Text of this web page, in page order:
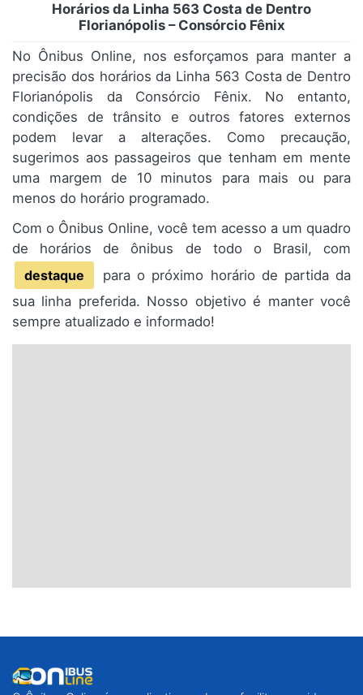
Horários da Linha 563 Costa de Dentro
Florianópolis – Consórcio Fênix
No Ônibus Online, nos esforçamos para manter a
precisão dos horários da Linha 563 Costa de Dentro
Florianópolis da Consórcio Fênix. No entanto,
condições de trânsito e outros fatores externos
podem levar a alterações. Como precaução,
sugerimos aos passageiros que tenham em mente
uma margem de 10 minutos para mais ou para
menos do horário programado.
Com o Ônibus Online, você tem acesso a um quadro
de horários de ônibus de todo o Brasil, com
destaque
para o próximo horário de partida da
sua linha preferida. Nosso objetivo é manter você
sempre atualizado e informado!